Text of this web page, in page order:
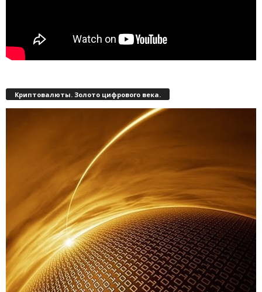
Криптовалюты. Золото цифрового века.